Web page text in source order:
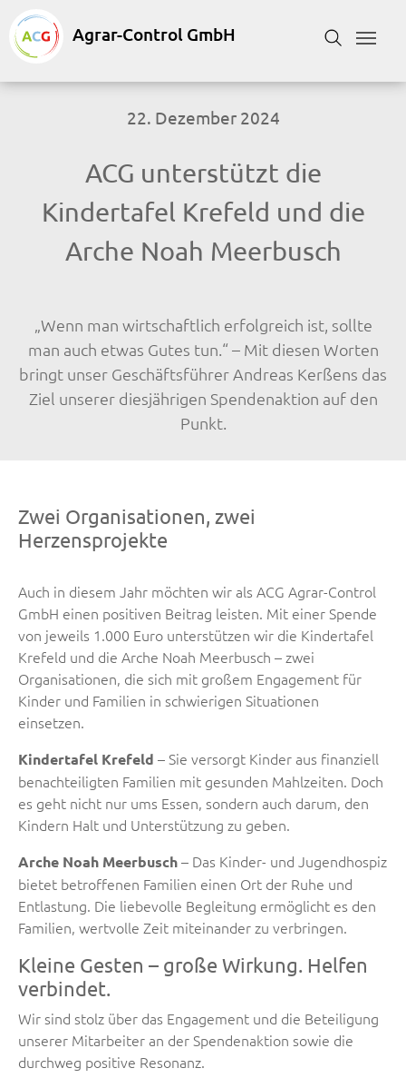
Skip to main content
Skip to page footer
22. Dezember 2024
ACG unterstützt die
Kindertafel Krefeld und die
Arche Noah Meerbusch
„Wenn man wirtschaftlich erfolgreich ist, sollte
man auch etwas Gutes tun.“ – Mit diesen Worten
bringt unser Geschäftsführer Andreas Kerßens das
Ziel unserer diesjährigen Spendenaktion auf den
Punkt.
Zwei Organisationen, zwei
Herzensprojekte
Auch in diesem Jahr möchten wir als ACG Agrar-Control
GmbH einen positiven Beitrag leisten. Mit einer Spende
von jeweils 1.000 Euro unterstützen wir die Kindertafel
Krefeld und die Arche Noah Meerbusch – zwei
Organisationen, die sich mit großem Engagement für
Kinder und Familien in schwierigen Situationen
einsetzen.
Kindertafel Krefeld – Sie versorgt Kinder aus finanziell
benachteiligten Familien mit gesunden Mahlzeiten. Doch
es geht nicht nur ums Essen, sondern auch darum, den
Kindern Halt und Unterstützung zu geben.
Arche Noah Meerbusch– Das Kinder- und Jugendhospiz
bietet betroffenen Familien einen Ort der Ruhe und
Entlastung. Die liebevolle Begleitung ermöglicht es den
Familien, wertvolle Zeit miteinander zu verbringen.
Kleine Gesten – große Wirkung. Helfen
verbindet.
Wir sind stolz über das Engagement und die Beteiligung
unserer Mitarbeiter an der Spendenaktion sowie die
durchweg positive Resonanz.